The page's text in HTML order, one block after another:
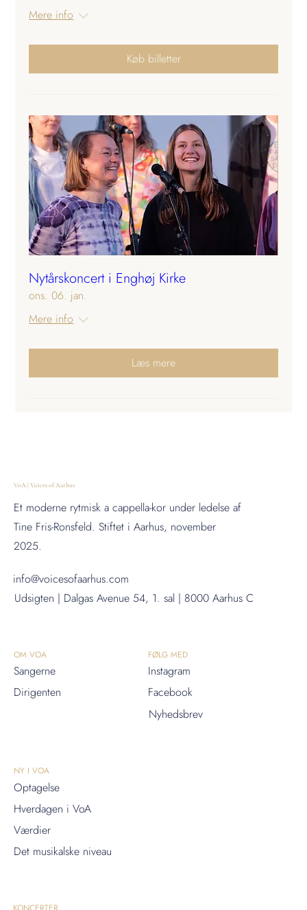
Mere info
Køb billetter
Nytårskoncert i Enghøj Kirke
ons. 06. jan.
Mere info
Læs mere
VoA | Voices of Aarhus
Et moderne rytmisk a cappella-kor under ledelse af
Tine Fris-Ronsfeld. Stiftet i Aarhus, november
2025.
info@voicesofaarhus.com
Udsigten | Dalgas Avenue 54, 1. sal | 8000 Aarhus C
OM VOA
Sangerne
Dirigenten
FØLG MED
Instagram
Facebook
Nyhedsbrev
NY I VOA
Optagelse
Hverdagen i VoA
Værdier
Det musikalske niveau